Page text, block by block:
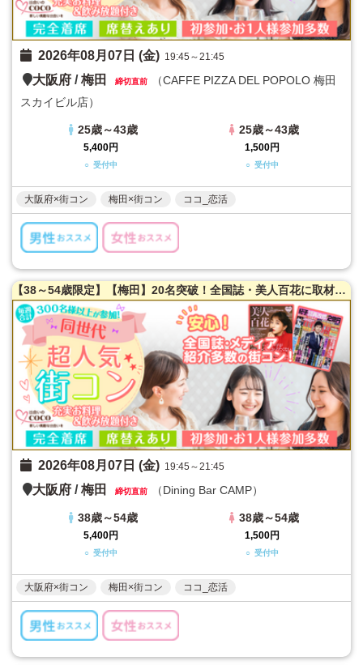
2026年08月07日 (金) 19:45～21:45
大阪府 /梅田 締切直前
（CAFFE PIZZA DEL POPOLO 梅田
スカイビル店）
25歳～43歳
5,400円
○ 受付中
25歳～43歳
1,500円
○ 受付中
大阪府×街コン 梅田×街コン ココ_恋活
【38～54歳限定】【梅田】20名突破！全国誌・美人百花に取材を受けた大阪で一番出会える街コン♪満腹保証☆【たっぷりお肉】室内バーベキュー街コン♪【充実お料理＆飲み放題付】超オシャレ隠れ家ダイニング貸切☆同世代で楽しむ♪席替えあり！
2026年08月07日 (金) 19:45～21:45
大阪府 /梅田 締切直前 （Dining Bar CAMP）
38歳～54歳
5,400円
○ 受付中
38歳～54歳
1,500円
○ 受付中
大阪府×街コン 梅田×街コン ココ_恋活